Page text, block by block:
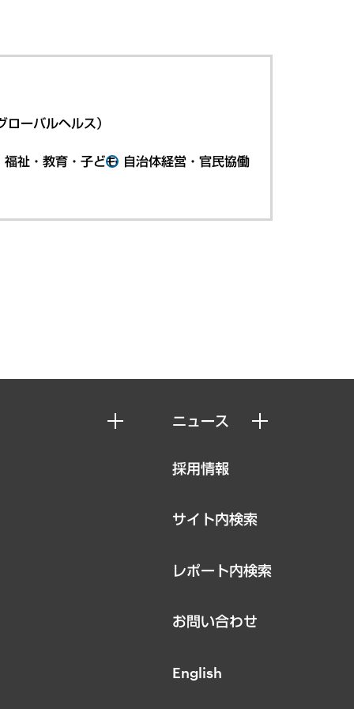
ーバルヘルス）
福祉・教育・子ども 自治体経営・官民協働
ニュース
採用情報
サイト内検索
レポート内検索
お問い合わせ
English